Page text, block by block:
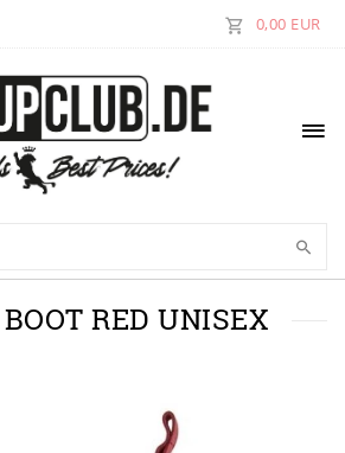
0,00 EUR
RED UNISEX